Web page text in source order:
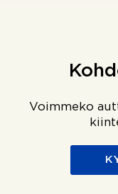
Voimmeko